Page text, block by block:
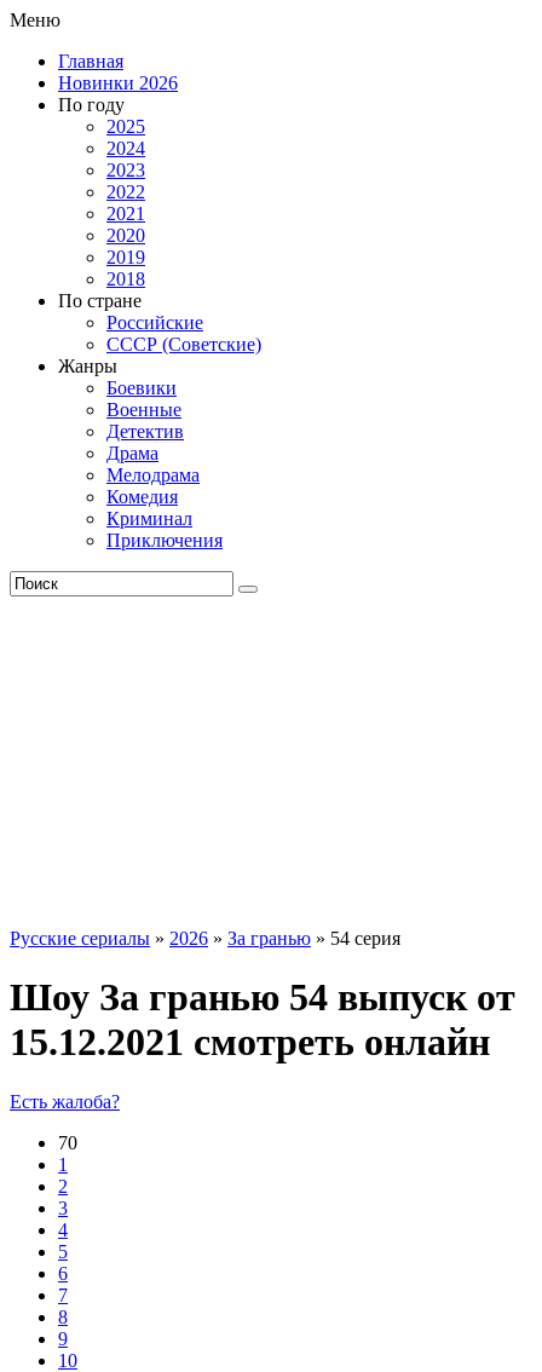
Меню
Главная
Новинки 2026
По году
2025
2024
2023
2022
2021
2020
2019
2018
По стране
Российские
СССР (Советские)
Жанры
Боевики
Военные
Детектив
Драма
Мелодрама
Комедия
Криминал
Приключения
Русские сериалы » 2026 » За гранью » 54 серия
Шоу За гранью 54 выпуск от
15.12.2021 смотреть онлайн
Есть жалоба?
70
1
2
3
4
5
6
7
8
9
10